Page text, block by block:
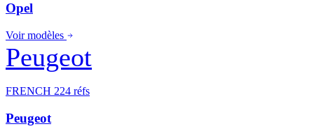
Opel
Voir modèles
Peugeot
FRENCH 224 réfs
Peugeot